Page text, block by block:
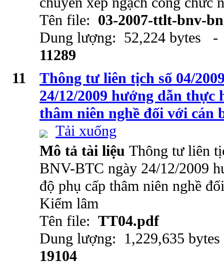
Tên file: 03-2007-ttlt-bnv-
Dung lượng: 52,224 bytes
11289
11
Thông tư liên tịch số 04/
24/12/2009 hướng dẫn thực
thâm niên nghề đối với cán
Tải xuống
Mô tả tài liệu Thông tư liên
BNV-BTC ngày 24/12/2009
độ phụ cấp thâm niên nghề
Kiểm lâm
Tên file: TT04.pdf
Dung lượng: 1,229,635
19104